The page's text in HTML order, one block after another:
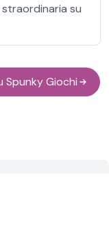
su
Spunky Giochi